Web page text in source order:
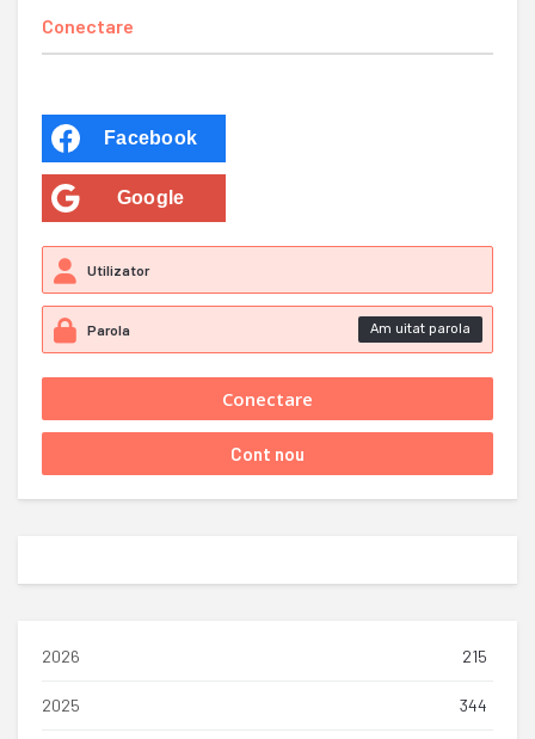
Conectare
Facebook
Google
Am uitat parola
2026 215
2025 344